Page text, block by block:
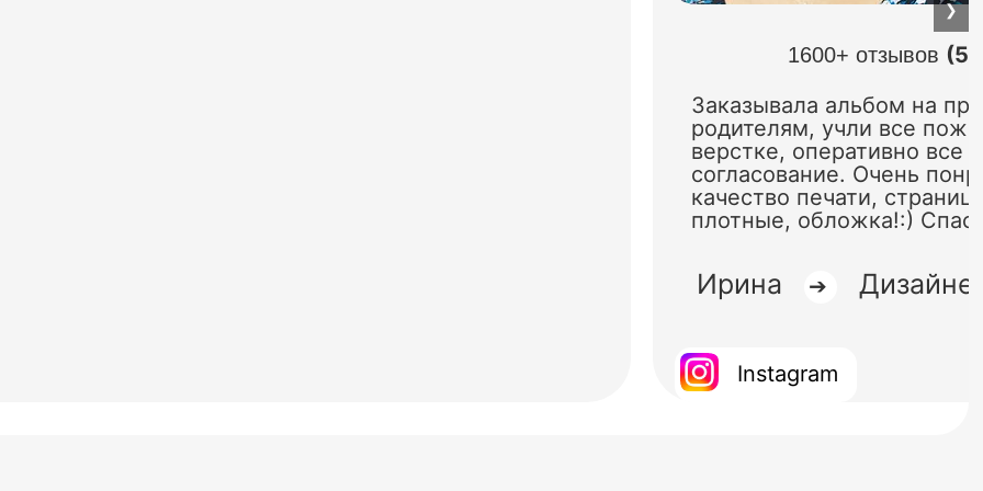
1600+ отзывов
Заказывала альбом на
родителям, учли все
верстке, оперативно все
согласование. Очень
качество печати,
плотные, обложка!:)
Ирина ➔
Instagram
❯